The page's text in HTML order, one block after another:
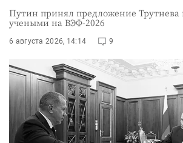
Путин принял предложение Трутнева
учеными на ВЭФ-2026
6 августа 2026, 14:14 9